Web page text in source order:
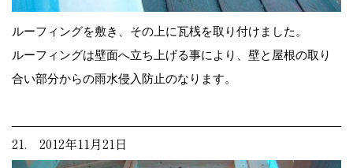
ルーフィングを敷き、その上に瓦桟を取り付けました。
ルーフィングは壁面へ立ち上げる事により、壁と屋根の取り
合い部分からの雨水侵入防止のなります。
21. 2012年11月21日